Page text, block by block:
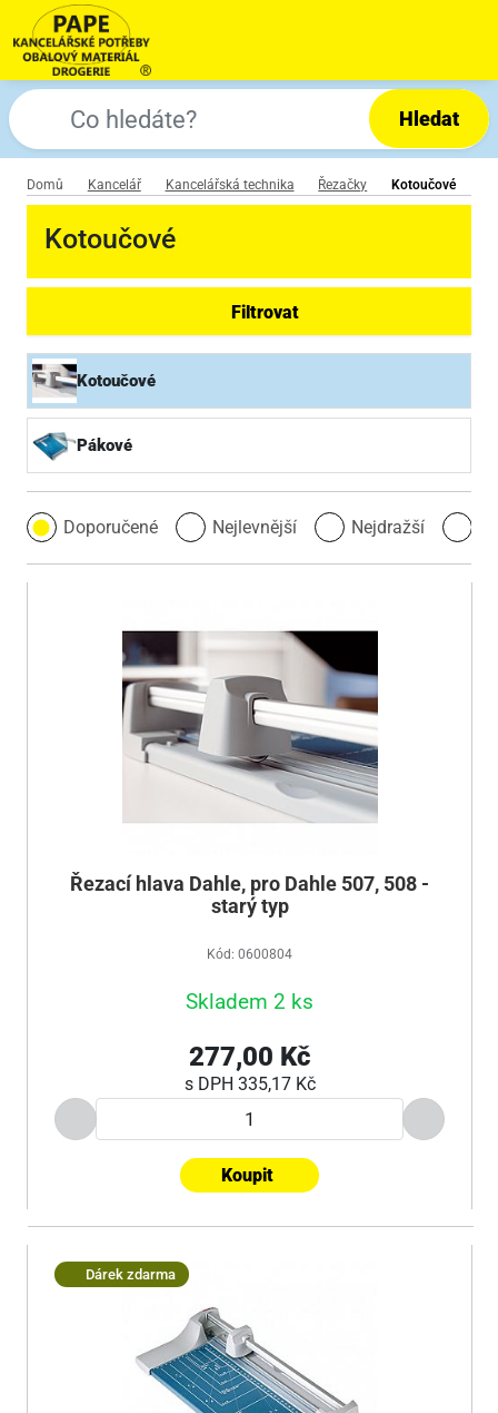
Hledat
Domů Kancelář Kancelářská technika Řezačky Kotoučové
Kotoučové
Filtrovat
Kotoučové
Pákové
Doporučené Nejlevnější Nejdražší
Řezací hlava Dahle, pro Dahle 507, 508 -
starý typ
Kód: 0600804
Skladem 2 ks
277,00 Kč
s DPH 335,17 Kč
Koupit
Dárek zdarma